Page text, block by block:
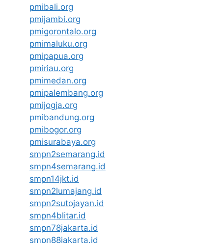
pmibali.org
pmijambi.org
pmigorontalo.org
pmimaluku.org
pmipapua.org
pmiriau.org
pmimedan.org
pmipalembang.org
pmijogja.org
pmibandung.org
pmibogor.org
pmisurabaya.org
smpn2semarang.id
smpn4semarang.id
smpn14jkt.id
smpn2lumajang.id
smpn2sutojayan.id
smpn4blitar.id
smpn78jakarta.id
smpn88jakarta.id